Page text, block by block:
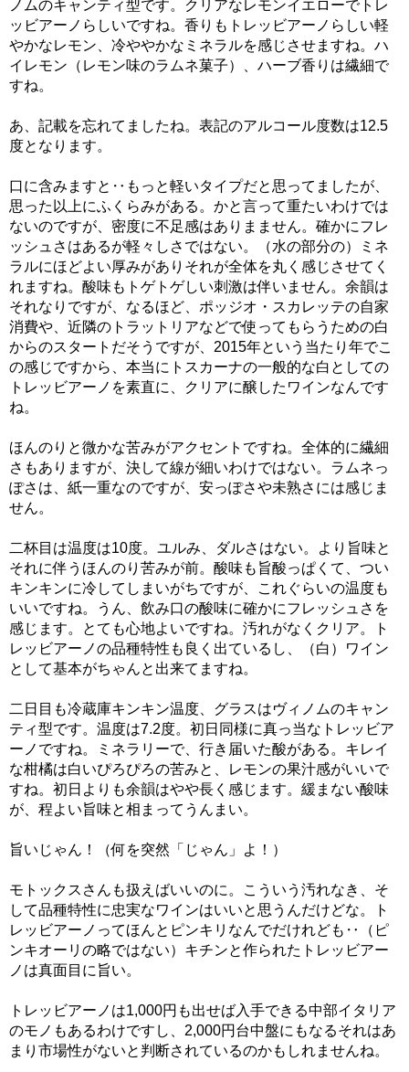
ノムのキャンティ型です。クリアなレモンイエローでトレ
ッビアーノらしいですね。香りもトレッビアーノらしい軽
やかなレモン、冷ややかなミネラルを感じさせますね。ハ
イレモン（レモン味のラムネ菓子）、ハーブ香りは繊細で
すね。
あ、記載を忘れてましたね。表記のアルコール度数は12.5
度となります。
口に含みますと‥もっと軽いタイプだと思ってましたが、
思った以上にふくらみがある。かと言って重たいわけでは
ないのですが、密度に不足感はありまません。確かにフレ
ッシュさはあるが軽々しさではない。（水の部分の）ミネ
ラルにほどよい厚みがありそれが全体を丸く感じさせてく
れますね。酸味もトゲトゲしい刺激は伴いません。余韻は
それなりですが、なるほど、ポッジオ・スカレッテの自家
消費や、近隣のトラットリアなどで使ってもらうための白
からのスタートだそうですが、2015年という当たり年でこ
の感じですから、本当にトスカーナの一般的な白としての
トレッビアーノを素直に、クリアに醸したワインなんです
ね。
ほんのりと微かな苦みがアクセントですね。全体的に繊細
さもありますが、決して線が細いわけではない。ラムネっ
ぽさは、紙一重なのですが、安っぽさや未熟さには感じま
せん。
二杯目は温度は10度。ユルみ、ダルさはない。より旨味と
それに伴うほんのり苦みが前。酸味も旨酸っぱくて、つい
キンキンに冷してしまいがちですが、これぐらいの温度も
いいですね。うん、飲み口の酸味に確かにフレッシュさを
感じます。とても心地よいですね。汚れがなくクリア。ト
レッビアーノの品種特性も良く出ているし、（白）ワイン
として基本がちゃんと出来てますね。
二日目も冷蔵庫キンキン温度、グラスはヴィノムのキャン
ティ型です。温度は7.2度。初日同様に真っ当なトレッビア
ーノですね。ミネラリーで、行き届いた酸がある。キレイ
な柑橘は白いぴろぴろの苦みと、レモンの果汁感がいいで
すね。初日よりも余韻はやや長く感じます。緩まない酸味
が、程よい旨味と相まってうんまい。
旨いじゃん！（何を突然「じゃん」よ！）
モトックスさんも扱えばいいのに。こういう汚れなき、そ
して品種特性に忠実なワインはいいと思うんだけどな。ト
レッビアーノってほんとピンキリなんでだけれども‥（ピ
ンキオーリの略ではない）キチンと作られたトレッビアー
ノは真面目に旨い。
トレッビアーノは1,000円も出せば入手できる中部イタリア
のモノもあるわけですし、2,000円台中盤にもなるそれはあ
まり市場性がないと判断されているのかもしれませんね。